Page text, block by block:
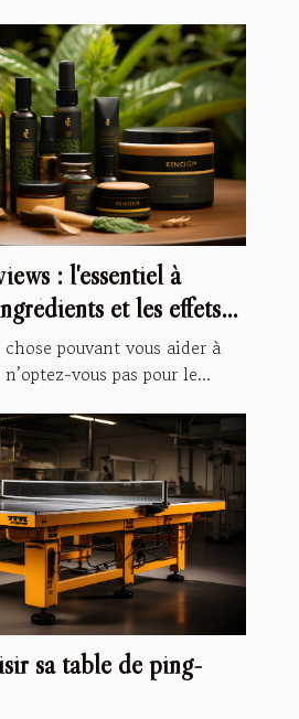
: l'essentiel à
et les effets
pouvant vous aider à
vous pas pour le...
sa table de ping-